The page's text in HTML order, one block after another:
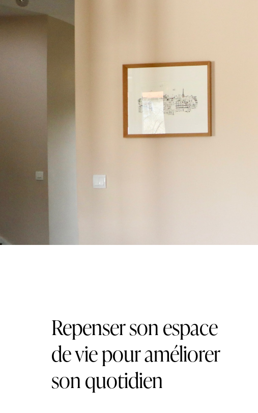
Repenser son espace
de vie pour améliorer
son quotidien